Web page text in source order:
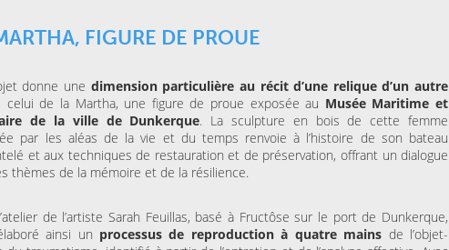
FIGURE DE PROUE
donne une dimension particulière au récit d’une relique d’un autre
, celui de la Martha, une figure de proue exposée au Musée Maritime et
de la ville de Dunkerque. La sculpture en bois de cette femme
par les aléas de la vie et du temps renvoie à l’histoire de son bateau
et aux techniques de restauration et de préservation, offrant un dialogue
thèmes de la mémoire et de la résilience.
de l’artiste Sarah Feuillas, basé à Fructôse sur le port de Dunkerque,
ainsi un processus de reproduction à quatre mains de l’objet-